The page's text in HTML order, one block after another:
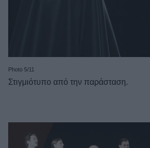
Photo 5/11
Στιγμιότυπο από την παράσταση.